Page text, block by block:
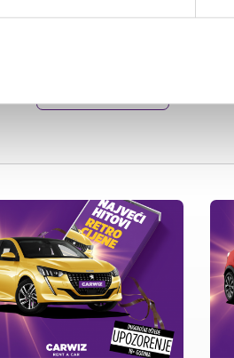
#carwizdugoročninajamvozila